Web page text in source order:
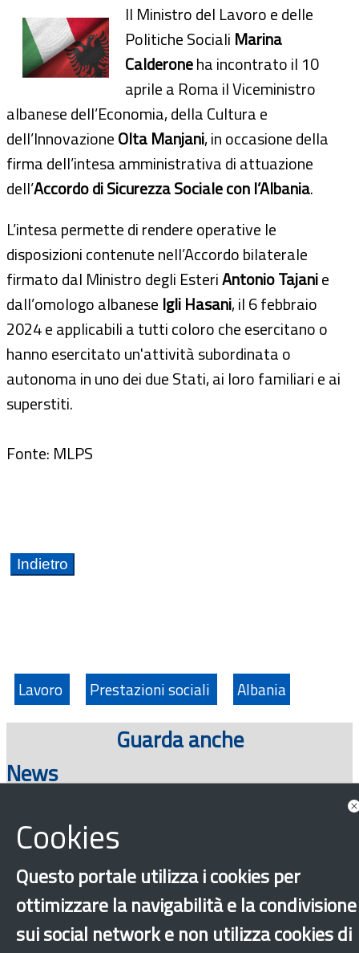
Il Ministro del Lavoro e delle
Politiche Sociali Marina
Calderoneha incontrato il 10
aprile a Roma il Viceministro
albanese dell’Economia, della Cultura e
dell’InnovazioneOlta Manjani, in occasione della
firma dell’intesa amministrativa di attuazione
dell’Accordo di Sicurezza Sociale con l’Albania.
L’intesa permette di rendere operative le
disposizioni contenute nell’Accordo bilaterale
firmato dal Ministro degli EsteriAntonio Tajanie
dall’omologo albanese Igli Hasani, il 6 febbraio
2024 e applicabili a tutti coloro che esercitano o
hanno esercitato un'attività subordinata o
autonoma in uno dei due Stati, ai loro familiari e ai
superstiti.
Fonte: MLPS
Lavoro Prestazioni sociali Albania
Guarda anche
News
Cookies
Questo portale utilizza i cookies per
ottimizzare la navigabilità e la condivisione
sui social network e non utilizza cookies di